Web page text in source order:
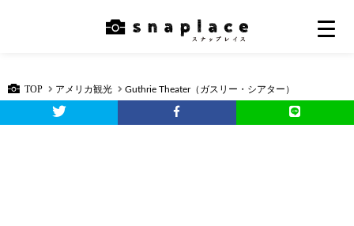
TOP アメリカ観光 Guthrie Theater（ガスリー・シアター）